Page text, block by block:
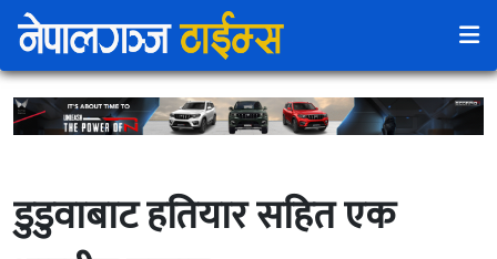
डुडुवाबाट हतियार सहित एक